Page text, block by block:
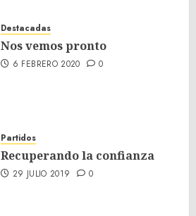
Destacadas
Nos vemos pronto
6 FEBRERO 2020 0
Partidos
Recuperando la confianza
29 JULIO 2019 0